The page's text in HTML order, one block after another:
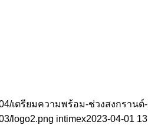
เตรียมความพร้อม-ช่วงสงกรานต์
logo2.png intimex2023-04-01